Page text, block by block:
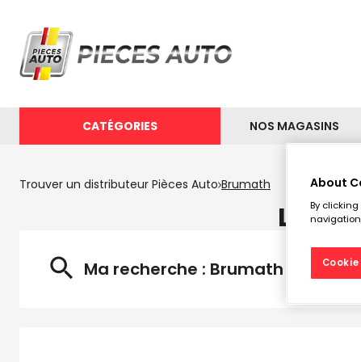
CATÉGORIES NOS MAGASINS
Trouver un distributeur Pièces Auto Brumath
Les
Ma recherche : Brumath
About
By